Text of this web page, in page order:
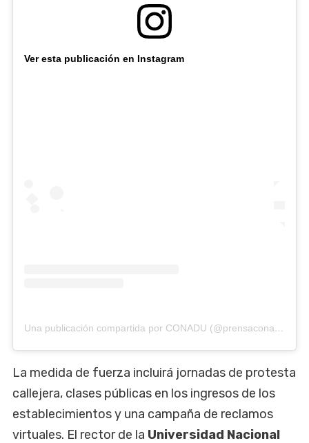
Ver esta publicación en Instagram
Una publicación compartida por CONADU (@prensaconadu)
La medida de fuerza incluirá jornadas de protesta
callejera, clases públicas en los ingresos de los
establecimientos y una campaña de reclamos
virtuales. El rector de la Universidad Nacional